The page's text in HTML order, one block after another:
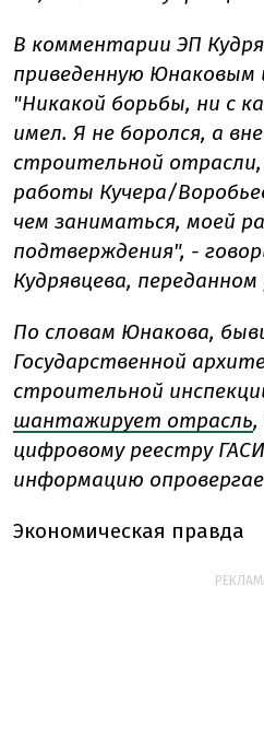
В комментарии ЭП
приведенную
"Никакой борьбы, ни с
имел. Я не боролся, а
строительной
работы Кучера/
чем заниматься, моей
подтверждения", -
Кудрявцева,
По словам Юнакова,
Государственной
строительной
шантажирует отрасль,
цифровому реестру
информацию
Экономическая правда